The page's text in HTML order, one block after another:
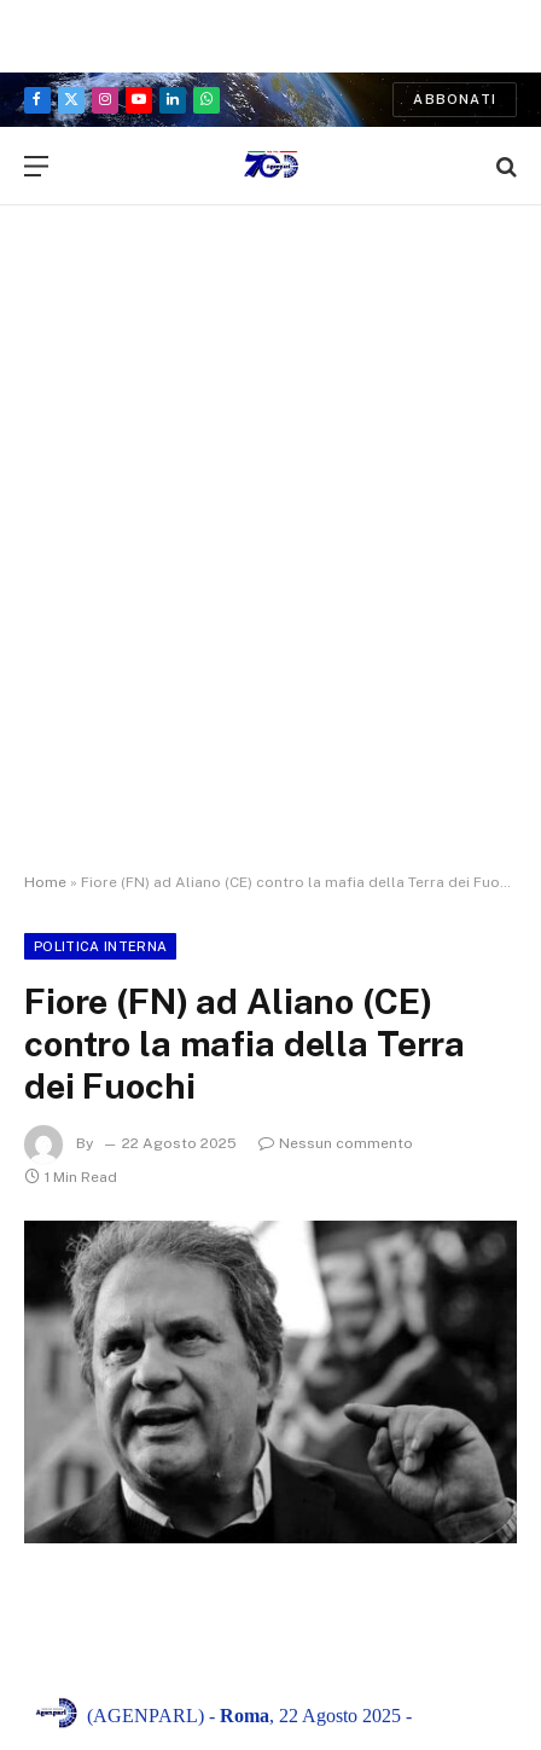
Facebook
X
Instagram
YouTubeLinkedInWhatsApp
ABBONATI
Home » Fiore (FN) ad Aliano (CE) contro la mafia della Terra dei Fuochi
POLITICA INTERNA
Fiore (FN) ad Aliano (CE)
contro la mafia della Terra
dei Fuochi
By 22 Agosto 2025
Nessun commento
1 Min Read
(AGENPARL) - Roma, 22 Agosto 2025 -